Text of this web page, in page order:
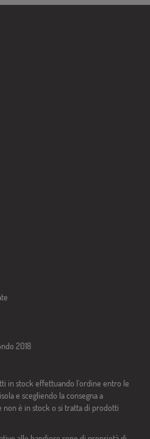
2018
in stock effettuando l'ordine entro le
e scegliendo la consegna a
è in stock o si tratta di prodotti